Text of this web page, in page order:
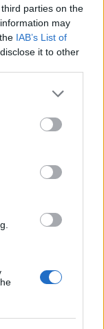
parties on the
may
IAB’s List of
it to other